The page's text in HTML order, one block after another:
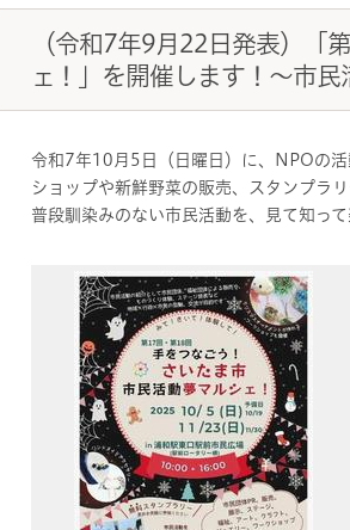
（令和7年9月22日発表）「
ェ！」を開催します！～市
令和7年10月5日（日曜日）に、NPOの
ショップや新鮮野菜の販売、スタンプラリ
普段馴染みのない市民活動を、見て知っ